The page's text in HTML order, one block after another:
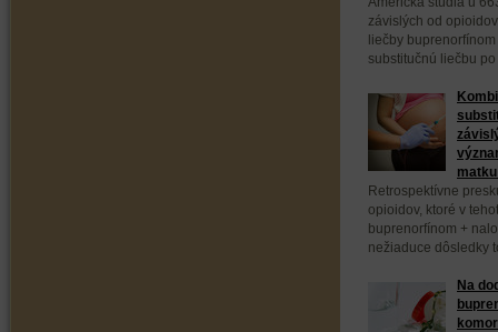
závislých od
liečby
substitučnú liečbu
Retrospektívne
opioidov, ktoré v
buprenorfínom +
nežiaduce dôsledky
Na